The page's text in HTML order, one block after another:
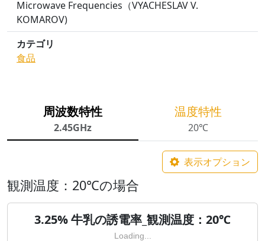
Microwave Frequencies（VYACHESLAV V.
KOMAROV)
カテゴリ
食品
周波数特性
2.45GHz
温度特性
20℃
表示オプション
観測温度：20℃の場合
3.25% 牛乳の誘電率_観測温度：20℃
Loading...